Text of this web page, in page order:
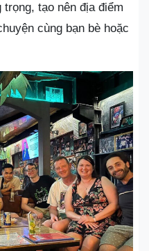
tạo nên địa điểm
cùng bạn bè hoặc